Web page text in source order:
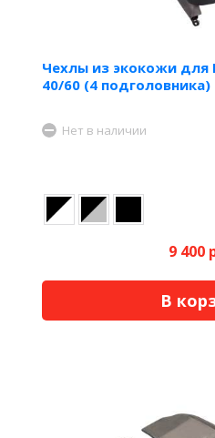
Чехлы из экокожи для
40/60 (4 подголовника)
Нет в наличии
9 400
В